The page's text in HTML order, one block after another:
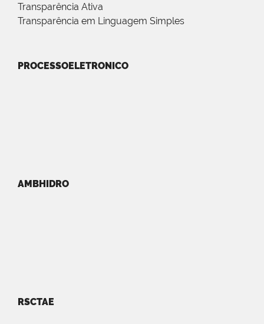
Transparência Ativa
Transparência em Linguagem Simples
PROCESSOELETRONICO
AMBHIDRO
RSCTAE